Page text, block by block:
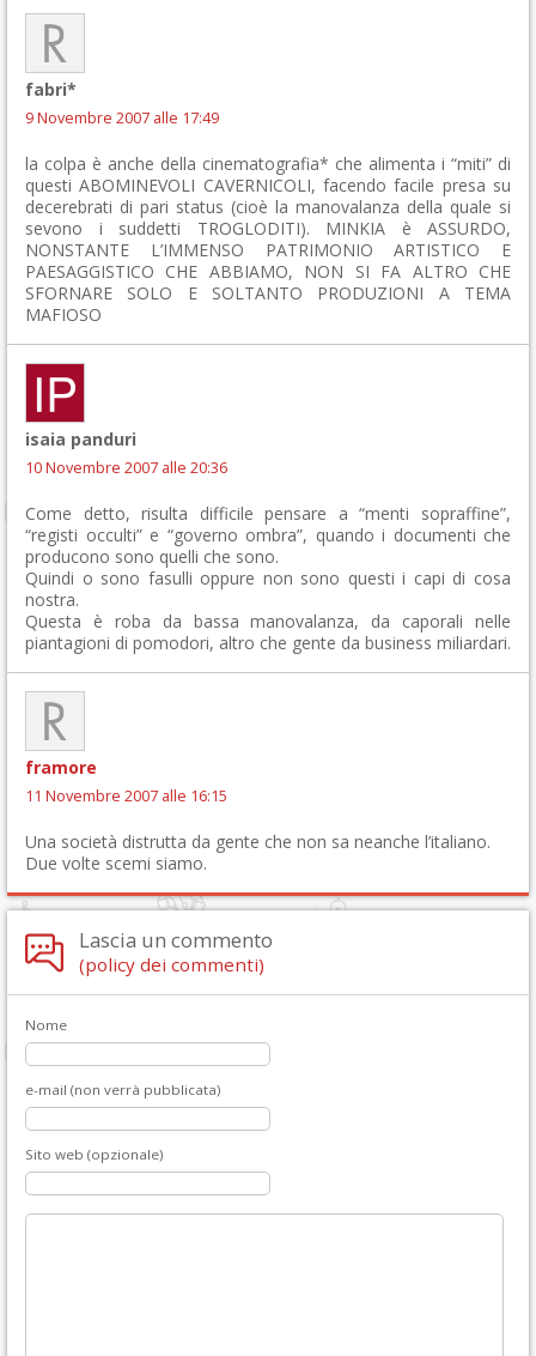
fabri*
9 Novembre 2007 alle 17:49
la colpa è anche della cinematografia* che alimenta i “miti” di
questi ABOMINEVOLI CAVERNICOLI, facendo facile presa su
decerebrati di pari status (cioè la manovalanza della quale si
sevono i suddetti TROGLODITI). MINKIA è ASSURDO,
NONSTANTE L’IMMENSO PATRIMONIO ARTISTICO E
PAESAGGISTICO CHE ABBIAMO, NON SI FA ALTRO CHE
SFORNARE SOLO E SOLTANTO PRODUZIONI A TEMA
MAFIOSO
isaia panduri
10 Novembre 2007 alle 20:36
Come detto, risulta difficile pensare a “menti sopraffine”,
“registi occulti” e “governo ombra”, quando i documenti che
producono sono quelli che sono.
Quindi o sono fasulli oppure non sono questi i capi di cosa
nostra.
Questa è roba da bassa manovalanza, da caporali nelle
piantagioni di pomodori, altro che gente da business miliardari.
framore
11 Novembre 2007 alle 16:15
Una società distrutta da gente che non sa neanche l’italiano.
Due volte scemi siamo.
Lascia un commento
(policy dei commenti)
Nome
e-mail (non verrà pubblicata)
Sito web (opzionale)